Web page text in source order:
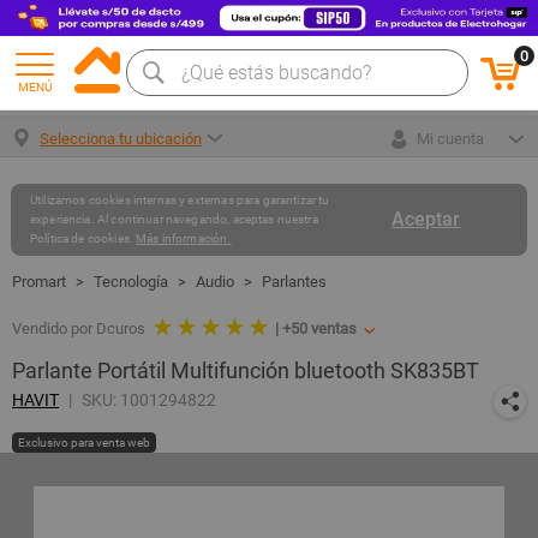
MENÚ
0
Selecciona tu ubicación Mi cuenta
Aceptar
Utilizamos cookies internas y externas para garantizar tu
experiencia. Al continuar navegando, aceptas nuestra
Política de cookies. Más información.
Tecnología Audio Parlantes
Vendido por Dcuros ★ ★ ★ ★ ★ | +50 ventas
Parlante Portátil Multifunción bluetooth SK835BT
HAVIT SKU: 1001294822
Exclusivo para venta web